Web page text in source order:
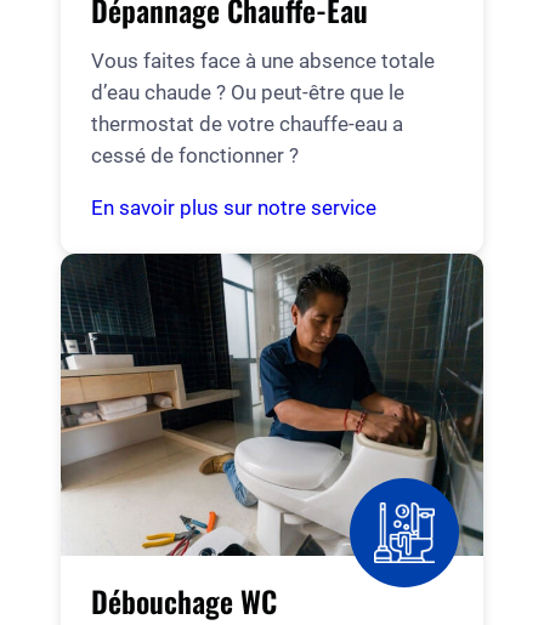
Dépannage Chauffe-Eau
Vous faites face à une absence totale
d’eau chaude ? Ou peut-être que le
thermostat de votre chauffe-eau a
cessé de fonctionner ?
En savoir plus sur notre service
Débouchage WC